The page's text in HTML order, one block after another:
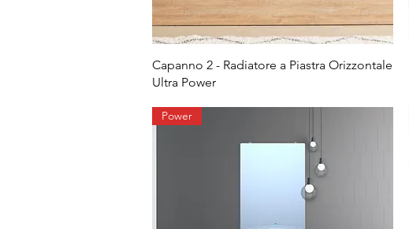
Capanno 2 - Radiatore a Piastra Orizzontale
Ultra Power
Power